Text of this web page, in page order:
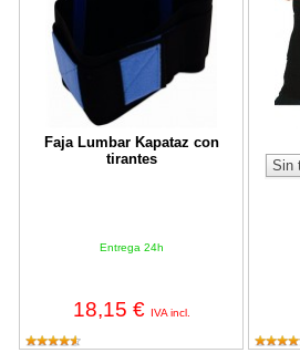
Faja Lumbar Kapataz con
tirantes
Entrega 24h
18,15 € IVA incl.